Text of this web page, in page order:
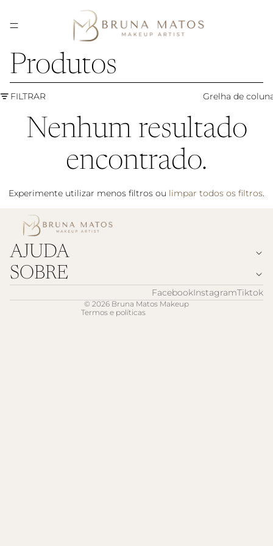
Produtos
FILTRAR Grelha de
Nenhum resultado
encontrado.
Experimente utilizar menos filtros ou limpar todos os filtros.
AJUDA
SOBRE
FacebookInstagramTiktok
© 2026 Bruna Matos Makeup
Termos e políticas
Política de privacidade
Termos do serviço
Aviso legal